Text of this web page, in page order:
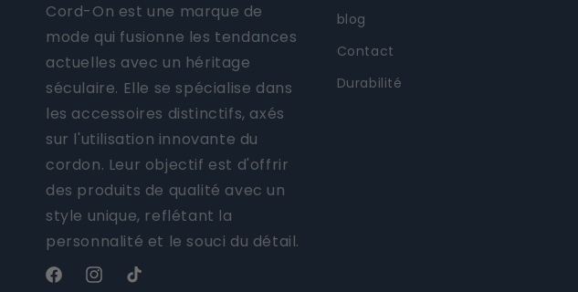
Cord-On est une marque de
mode qui fusionne les tendances
actuelles avec un héritage
séculaire. Elle se spécialise dans
les accessoires distinctifs, axés
sur l'utilisation innovante du
cordon. Leur objectif est d'offrir
des produits de qualité avec un
style unique, reflétant la
personnalité et le souci du détail.
FacebookInstagram
TikTok
blog
Contact
Durabilité